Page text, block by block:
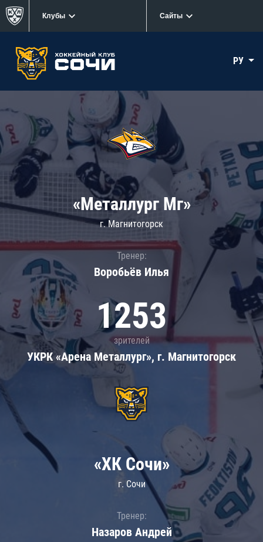
Клубы Сайты
РУ
«Металлург Мг»
г. Магнитогорск
Тренер:
Воробьёв Илья
1253
зрителей
УКРК «Арена Металлург», г. Магнитогорск
«ХК Сочи»
г. Сочи
Тренер:
Назаров Андрей